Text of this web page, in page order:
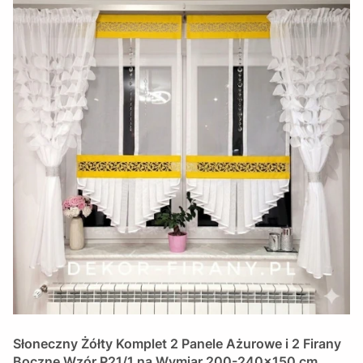
Słoneczny Żółty Komplet 2 Panele Ażurowe i 2 Firany